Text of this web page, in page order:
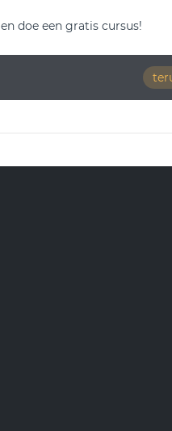
en doe een gratis cursus!